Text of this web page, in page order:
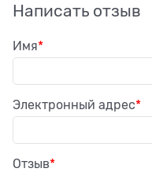
Написать отзыв
Имя
Электронный адрес
Отзыв